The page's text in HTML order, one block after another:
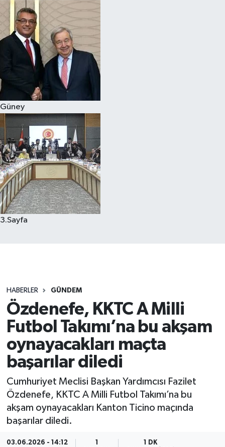
Güney
3.Sayfa
HABERLER GÜNDEM
Özdenefe, KKTC A Milli
Futbol Takımı’na bu akşam
oynayacakları maçta
başarılar diledi
Cumhuriyet Meclisi Başkan Yardımcısı Fazilet
Özdenefe, KKTC A Milli Futbol Takımı’na bu
akşam oynayacakları Kanton Ticino maçında
başarılar diledi.
03.06.2026 - 14:12 1 1 DK